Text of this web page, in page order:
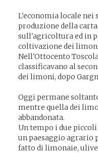
L'economia locale nei
produzione della
sull'agricoltura ed in
coltivazione dei
Nell'Ottocento
classificavano al
dei limoni, dopo
Oggi permane
mentre quella dei
abbandonata.
Un tempo i due
un paesaggio agrario
fatto di limonaie,